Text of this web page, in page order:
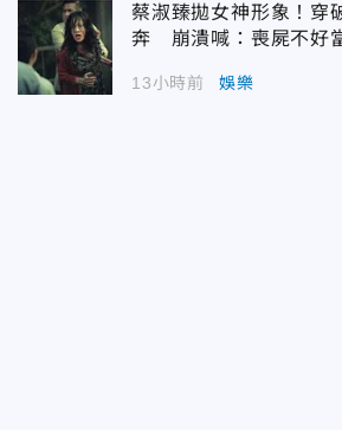
蔡淑臻拋女神形象！穿
奔 崩潰喊：喪屍不好
13小時前 娛樂